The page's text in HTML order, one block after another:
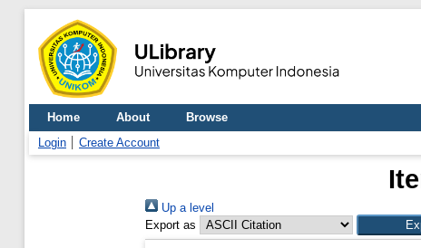
Home About
Browse
Login
Create Account
Up a level
Export as